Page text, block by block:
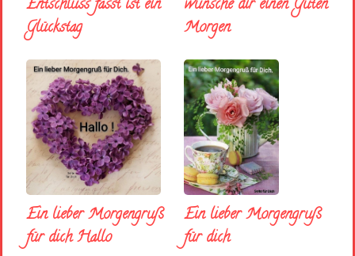
Entschluss fasst ist ein
Glückstag
wünsche dir einen Guten
Morgen
Ein lieber Morgengruß
für dich Hallo
Ein lieber Morgengruß
für dich